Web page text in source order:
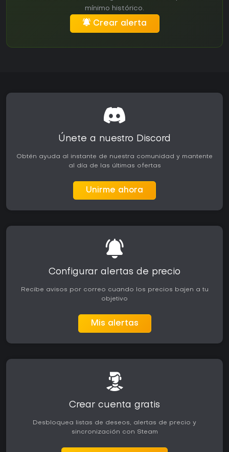
mínimo histórico.
Crear alerta
Únete a nuestro Discord
Obtén ayuda al instante de nuestra comunidad y mantente
al día de las últimas ofertas
Unirme ahora
Configurar alertas de precio
Recibe avisos por correo cuando los precios bajen a tu
objetivo
Mis alertas
Crear cuenta gratis
Desbloquea listas de deseos, alertas de precio y
sincronización con Steam